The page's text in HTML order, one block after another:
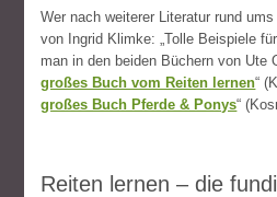
Wer nach weiterer Literatur rund
von Ingrid Klimke: „Tolle Beispiele
man in den beiden Büchern von Ute
großes Buch vom Reiten lernen“
großes Buch Pferde & Ponys“
Reiten lernen – die